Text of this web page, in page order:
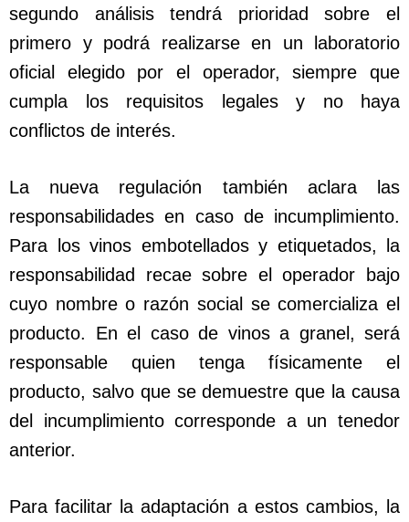
segundo análisis tendrá prioridad sobre el
primero y podrá realizarse en un laboratorio
oficial elegido por el operador, siempre que
cumpla los requisitos legales y no haya
conflictos de interés.
La nueva regulación también aclara las
responsabilidades en caso de incumplimiento.
Para los vinos embotellados y etiquetados, la
responsabilidad recae sobre el operador bajo
cuyo nombre o razón social se comercializa el
producto. En el caso de vinos a granel, será
responsable quien tenga físicamente el
producto, salvo que se demuestre que la causa
del incumplimiento corresponde a un tenedor
anterior.
Para facilitar la adaptación a estos cambios, la